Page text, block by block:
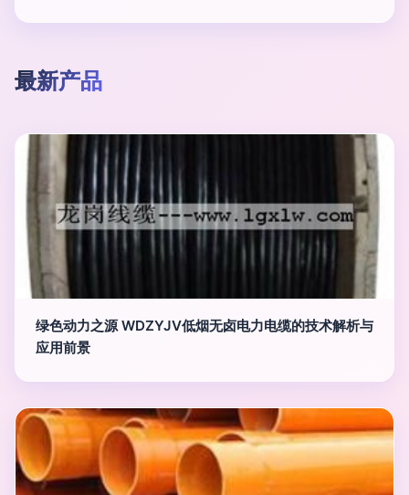
最新产品
绿色动力之源 WDZYJV低烟无卤电力电缆的技术解析与
应用前景